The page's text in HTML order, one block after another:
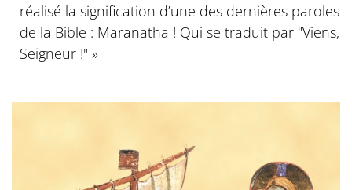
réalisé la signification d’une des dernières paroles
de la Bible : Maranatha ! Qui se traduit par "Viens,
Seigneur !" »